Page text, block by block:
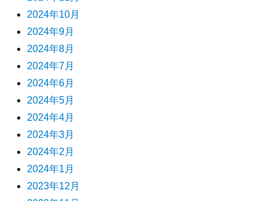
2024年10月
2024年9月
2024年8月
2024年7月
2024年6月
2024年5月
2024年4月
2024年3月
2024年2月
2024年1月
2023年12月